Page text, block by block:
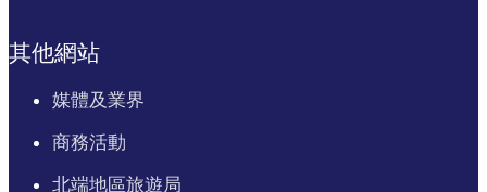
其他網站
媒體及業界
商務活動
北端地區旅遊局